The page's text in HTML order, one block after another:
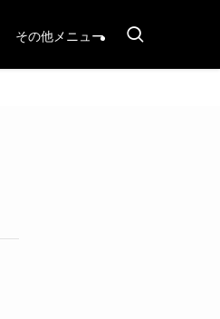
その他メニュー